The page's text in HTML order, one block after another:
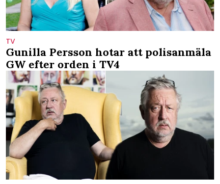
TV
Gunilla Persson hotar att polisanmäla
GW efter orden i TV4